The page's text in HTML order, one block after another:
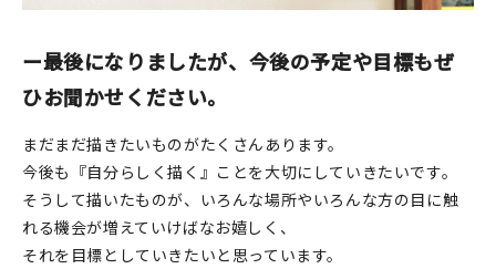
ー最後になりましたが、今後の予定や目標もぜ
ひお聞かせください。
まだまだ描きたいものがたくさんあります。
今後も『自分らしく描く』ことを大切にしていきたいです。
そうして描いたものが、いろんな場所やいろんな方の目に触
れる機会が増えていけばなお嬉しく、
それを目標としていきたいと思っています。